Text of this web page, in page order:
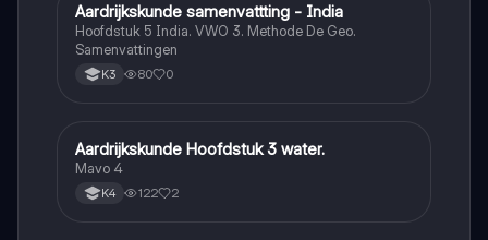
Aardrijkskunde
Aardrijkskunde samenvattting - India
Hoofdstuk 5 India. VWO 3. Methode De Geo.
Samenvattingen
K3 80 0
Aardrijkskunde
Aardrijkskunde Hoofdstuk 3 water.
Mavo 4
K4 122 2